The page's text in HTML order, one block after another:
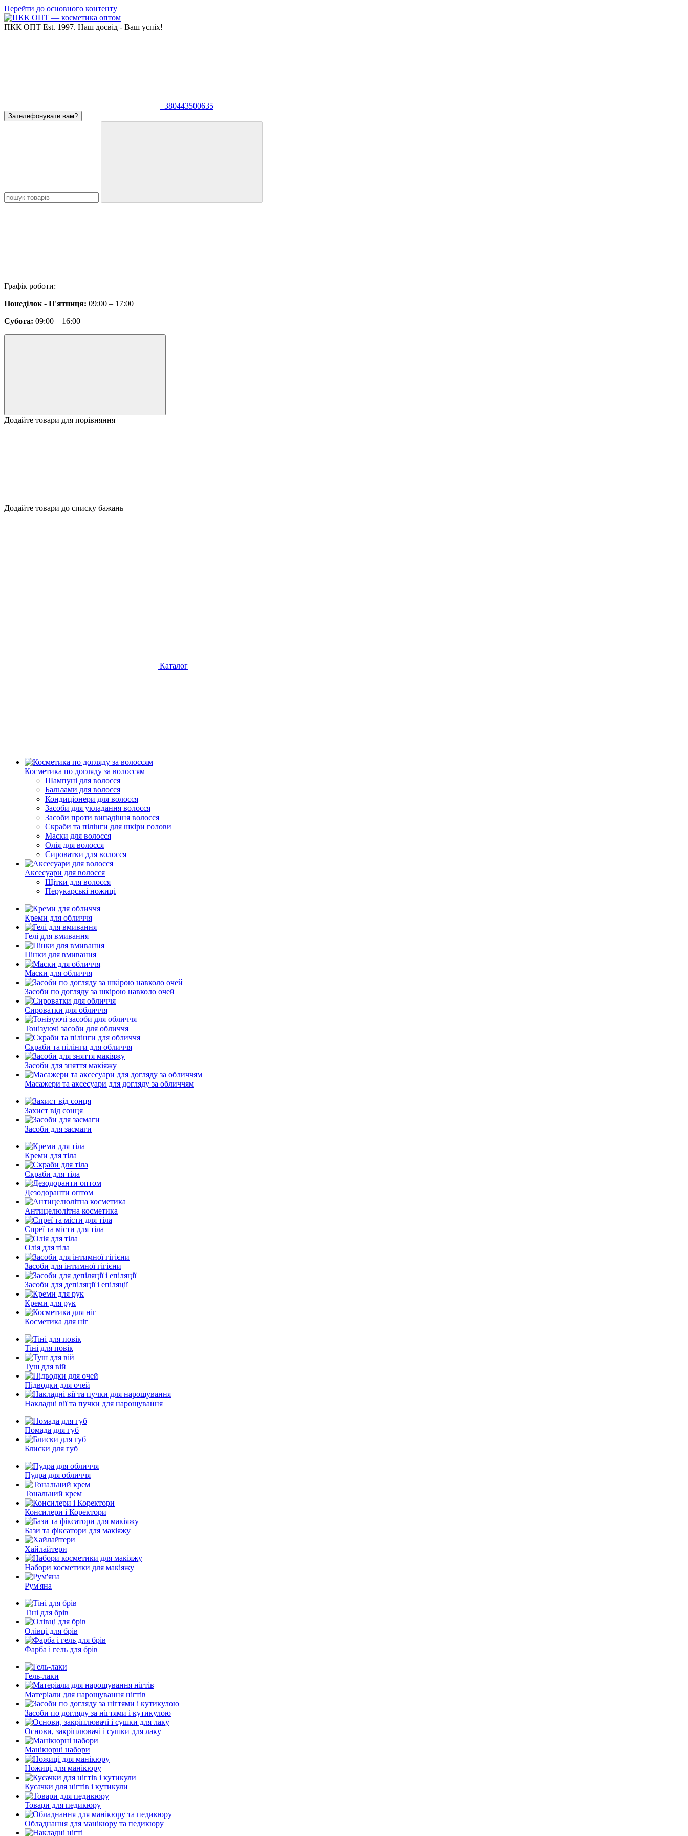
Перейти до основного контенту
ПКК ОПТ Est. 1997. Наш досвід - Ваш успіх!
+380443500635
Зателефонувати вам?
Графік роботи:
Понеділок - П'ятниця: 09:00 – 17:00
Субота: 09:00 – 16:00
Додайте товари для порівняння
Додайте товари до списку бажань
Каталог
Косметика по догляду за волоссям
Шампуні для волосся
Бальзами для волосся
Кондиціонери для волосся
Засоби для укладання волосся
Засоби проти випадіння волосся
Скраби та пілінги для шкіри голови
Маски для волосся
Олія для волосся
Сироватки для волосся
Аксесуари для волосся
Щітки для волосся
Перукарські ножиці
Креми для обличчя
Гелі для вмивання
Пінки для вмивання
Маски для обличчя
Засоби по догляду за шкірою навколо очей
Сироватки для обличчя
Тонізуючі засоби для обличчя
Скраби та пілінги для обличчя
Засоби для зняття макіяжу
Масажери та аксесуари для догляду за обличчям
Захист від сонця
Засоби для засмаги
Креми для тіла
Скраби для тіла
Дезодоранти оптом
Антицелюлітна косметика
Спреї та місти для тіла
Олія для тіла
Засоби для інтимної гігієни
Засоби для депіляції і епіляції
Креми для рук
Косметика для ніг
Тіні для повік
Туш для вій
Підводки для очей
Накладні вії та пучки для нарощування
Помада для губ
Блиски для губ
Пудра для обличчя
Тональний крем
Консилери і Коректори
Бази та фіксатори для макіяжу
Хайлайтери
Набори косметики для макіяжу
Рум'яна
Тіні для брів
Олівці для брів
Фарба і гель для брів
Гель-лаки
Матеріали для нарощування нігтів
Засоби по догляду за нігтями і кутикулою
Основи, закріплювачі і сушки для лаку
Манікюрні набори
Ножиці для манікюру
Кусачки для нігтів і кутикули
Товари для педикюру
Обладнання для манікюру та педикюру